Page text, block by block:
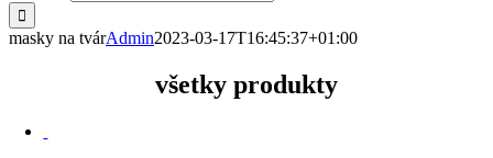
masky na tvárAdmin2023-03-17T16:45:37+01:00
všetky produkty